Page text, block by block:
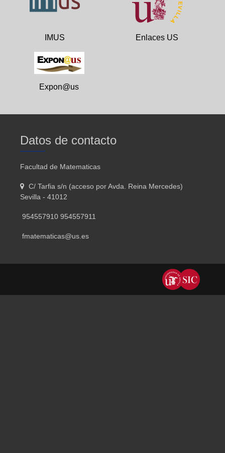
IMUS Enlaces US
Expon@us
Datos de contacto
Facultad de Matematicas
C/ Tarfia s/n (acceso por Avda. Reina Mercedes)
Sevilla - 41012
954557910 954557911
fmatematicas@us.es